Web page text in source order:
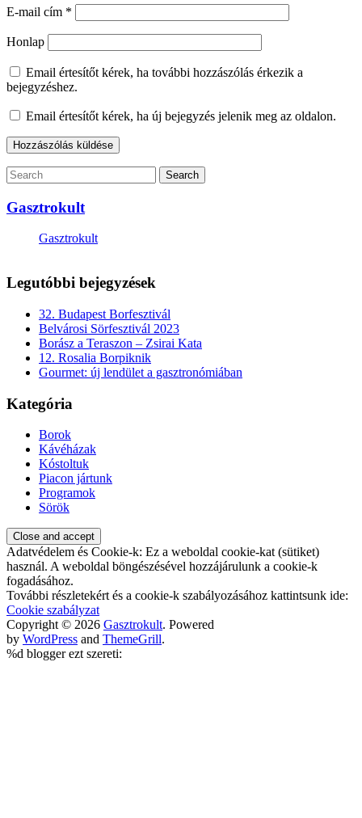
E-mail cím *
Honlap
Email értesítőt kérek, ha további hozzászólás érkezik a
bejegyzéshez.
Email értesítőt kérek, ha új bejegyzés jelenik meg az oldalon.
Gasztrokult
Gasztrokult
Legutóbbi bejegyzések
32. Budapest Borfesztivál
Belvárosi Sörfesztivál 2023
Borász a Teraszon – Zsirai Kata
12. Rosalia Borpiknik
Gourmet: új lendület a gasztronómiában
Kategória
Borok
Kávéházak
Kóstoltuk
Piacon jártunk
Programok
Sörök
Adatvédelem és Cookie-k: Ez a weboldal cookie-kat (sütiket)
használ. A weboldal böngészésével hozzájárulunk a cookie-k
fogadásához.
További részletekért és a cookie-k szabályozásához kattintsunk ide:
Cookie szabályzat
Copyright © 2026 Gasztrokult. Powered
by WordPress and ThemeGrill.
%d blogger ezt szereti: